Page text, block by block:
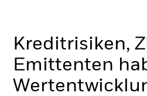
Kreditrisiken,
Emittenten